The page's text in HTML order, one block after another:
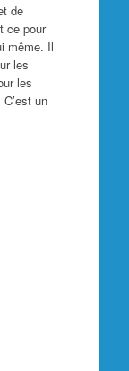
de
ce pour
même. Il
les
les
un